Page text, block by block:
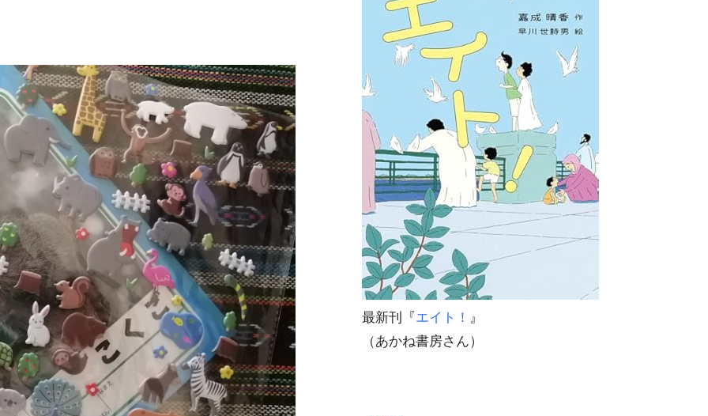
最新刊『エイト！ 』
（あかね書房さん）